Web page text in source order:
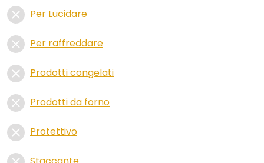
Per Lucidare
Per raffreddare
Prodotti congelati
Prodotti da forno
Protettivo